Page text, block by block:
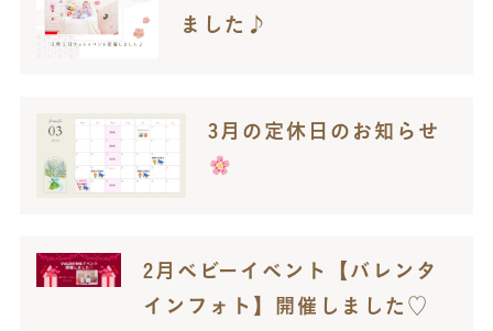
ました♪
3月の定休日のお知らせ
2月ベビーイベント【バレンタ
インフォト】開催しました♡